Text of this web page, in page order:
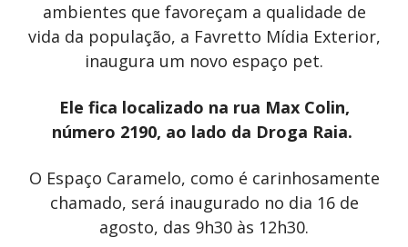
ambientes que favoreçam a qualidade de
vida da população, a Favretto Mídia Exterior,
inaugura um novo espaço pet.
Ele fica localizado na rua Max Colin,
número 2190, ao lado da Droga Raia.
O Espaço Caramelo, como é carinhosamente
chamado, será inaugurado no dia 16 de
agosto, das 9h30 às 12h30.